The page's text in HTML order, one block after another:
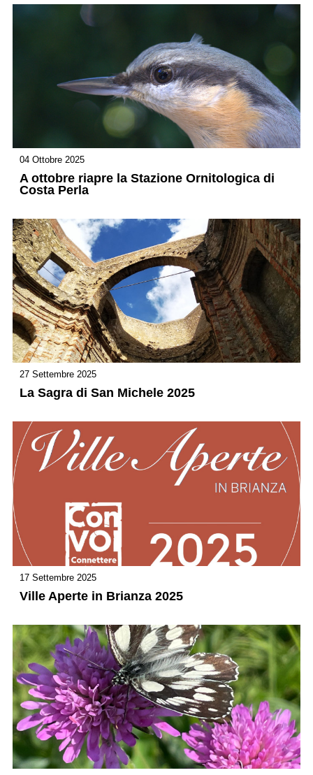
04 Ottobre 2025
A ottobre riapre la Stazione Ornitologica di
Costa Perla
27 Settembre 2025
La Sagra di San Michele 2025
17 Settembre 2025
Ville Aperte in Brianza 2025